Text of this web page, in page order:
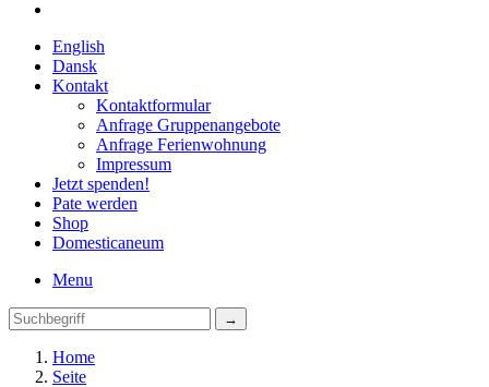
English
Dansk
Kontakt
Kontaktformular
Anfrage Gruppenangebote
Anfrage Ferienwohnung
Impressum
Jetzt spenden!
Pate werden
Shop
Domesticaneum
Menu
Home
Seite